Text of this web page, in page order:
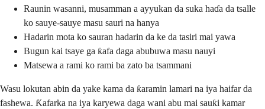
Raunin wasanni, musamman a ayyukan da suka haɗa da tsalle
ko sauye-sauye masu sauri na hanya
Hadarin mota ko sauran hadarin da ke da tasiri mai yawa
Bugun kai tsaye ga ƙafa daga abubuwa masu nauyi
Matsewa a rami ko rami ba zato ba tsammani
Wasu lokutan abin da yake kama da ƙaramin lamari na iya haifar da
fashewa. Ƙafarka na iya karyewa daga wani abu mai sauƙi kamar